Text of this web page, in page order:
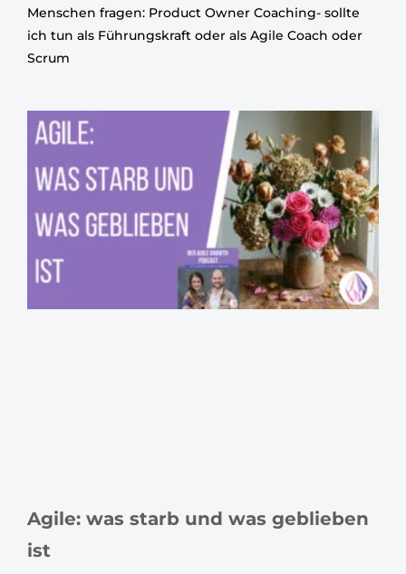
Menschen fragen: Product Owner Coaching- sollte
ich tun als Führungskraft oder als Agile Coach oder
Scrum
Agile: was starb und was geblieben
ist